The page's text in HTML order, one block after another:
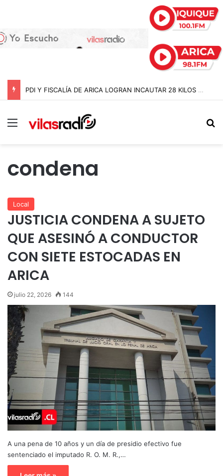
PDI Y FISCALÍA DE ARICA LOGRAN INCAUTAR 28 KILOS DE MARIHUANA OCULTOS EN UN CAMIÓN DE ALTO TONELAJE EN CHUNGARÁ
Menú
condena
Local
JUSTICIA CONDENA A SUJETO
QUE ASESINÓ A CONDUCTOR
CON SIETE ESTOCADAS EN
ARICA
julio 22, 2026 144
A una pena de 10 años y un día de presidio efectivo fue
sentenciado el imputado R. O. M. R.,…